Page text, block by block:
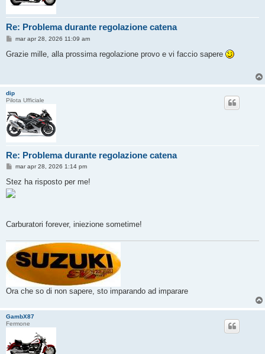
Re: Problema durante regolazione catena
M
s
o
mar apr 28, 2026 11:09 am
Grazie mille, alla prossima regolazione provo e vi faccio sapere
dip
Pilota Ufficiale
Re: Problema durante regolazione catena
M
s
s
a
o
mar apr 28, 2026 1:14 pm
Stez ha risposto per me!
Carburatori forever, iniezione sometime!
Ora che so di non sapere, sto imparando ad imparare
GambX87
Fermone